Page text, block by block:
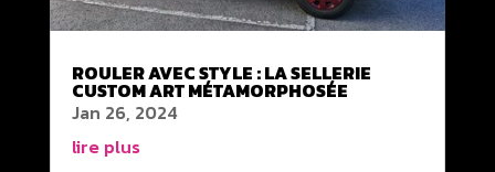
ROULER AVEC STYLE : LA SELLERIE
CUSTOM ART MÉTAMORPHOSÉE
Jan 26, 2024
lire plus